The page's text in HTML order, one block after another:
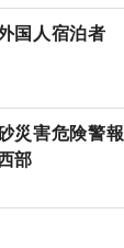
国人宿泊者
災害危険警
部